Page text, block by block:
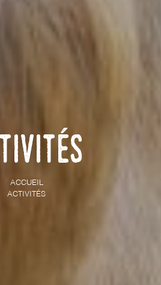
ACCUEIL
ACTIVITÉS